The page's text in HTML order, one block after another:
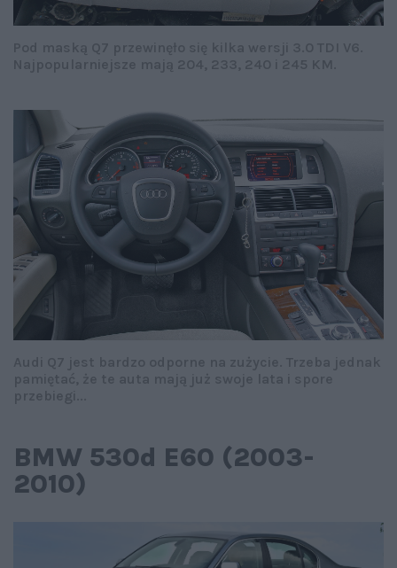
BMW 530d E60 (2003-
2010)